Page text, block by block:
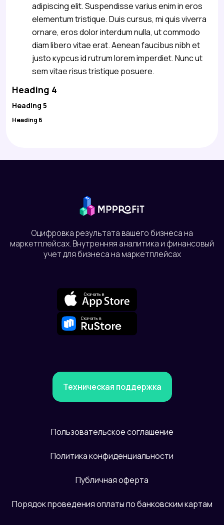
adipiscing elit. Suspendisse varius enim in eros
elementum tristique. Duis cursus, mi quis viverra
ornare, eros dolor interdum nulla, ut commodo
diam libero vitae erat. Aenean faucibus nibh et
justo курсus id rutrum lorem imperdiet. Nunc ut
sem vitae risus tristique posuere.
Heading 4
Heading 5
Heading 6
Оцифровка результата вашего бизнеса на
маркетплейсах. Внутренняя аналитика и финансовый
учет для бизнеса на маркетплейсах
Техническая поддержка
Пользовательское соглашение
Политика конфиденциальности
Публичная оферта
Порядок проведения оплаты по банковским картам